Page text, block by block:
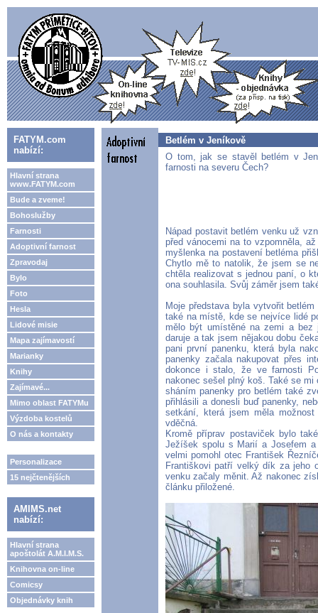
FATYM.com
nabízí:
Hlavní strana
www.FATYM.com
Bude a zveme!
Bohoslužby
Farnosti
Adoptivní farnost
Zpravodaj
Bylo
Foto
Hesla
Lidové misie
Mapa zajímavostí
Marianky
Knihy
Zajímavé...
Mimo oblast FATYMu
Výzdoba kostelů
O nás a kontakty
Personalizace
15 nejčtenějších
AMIMS.net
nabízí:
Hlavní strana
apoštolát A.M.I.M.S.
Knihovna on-line
Comicsy
Objednávky knih
Betlém v Jeníkově
O tom, jak se stavěl betlém v
farnosti na severu Čech?
Nápad postavit betlém venku už
před vánocemi na to vzpomněla,
myšlenka na postavení betléma
Chytlo mě to natolik, že jsem se
chtěla realizovat s jednou paní, o
ona souhlasila. Svůj záměr jsem
Moje představa byla vytvořit
také na místě, kde se nejvíce lidé
mělo být umístěné na zemi a bez
daruje a tak jsem nějakou dobu
pani první panenku, která byla
panenky začala nakupovat přes
dokonce i stalo, že ve farnosti
nakonec sešel plný koš. Také se
sháním panenky pro betlém také
přihlásili a donesli buď panenky,
setkání, která jsem měla
vděčná.
Kromě příprav postaviček bylo
Ježíšek spolu s Marií a Josefem
velmi pomohl otec František
Františkovi patří velký dík za jeho
venku začaly měnit. Až nakonec
článku přiložené.